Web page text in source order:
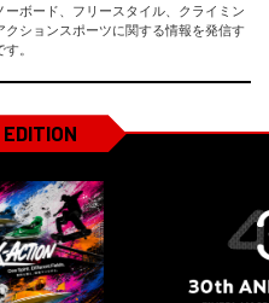
ーボード、フリースタイル、クライミン
クションスポーツに関する情報を発信す
。